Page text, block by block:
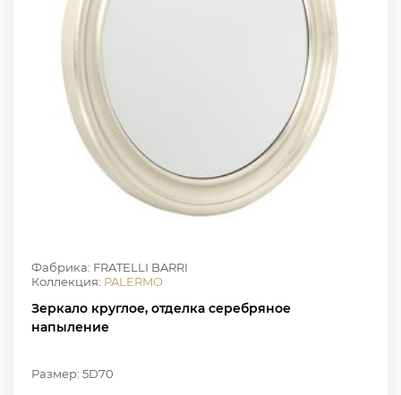
Фабрика: FRATELLI BARRI
Коллекция: PALERMO
Зеркало круглое, отделка серебряное
напыление
Размер: 5D70